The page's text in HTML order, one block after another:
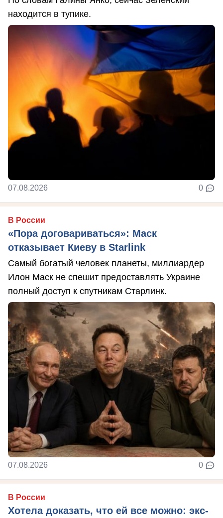
находится в тупике.
07.08.2026 0
В России
«Пора договариваться»: Маск
отказывает Киеву в Starlink
Самый богатый человек планеты, миллиардер
Илон Маск не спешит предоставлять Украине
полный доступ к спутникам Старлинк.
07.08.2026 0
В России
Хотела доказать, что ей все можно: экс-